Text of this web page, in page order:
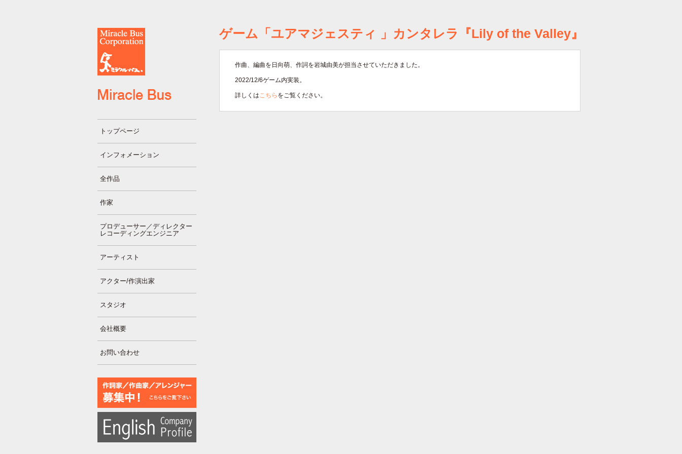
トップページ
インフォメーション
全作品
作家
プロデューサー／ディレクター
レコーディングエンジニア
アーティスト
アクター/作演出家
スタジオ
会社概要
お問い合わせ
ゲーム「ユアマジェスティ 」カンタレラ『Lily of the Valley』
作曲、編曲を日向萌、作詞を岩城由美が担当させていただきました。
2022/12/6ゲーム内実装。
詳しくはこちら をご覧ください。